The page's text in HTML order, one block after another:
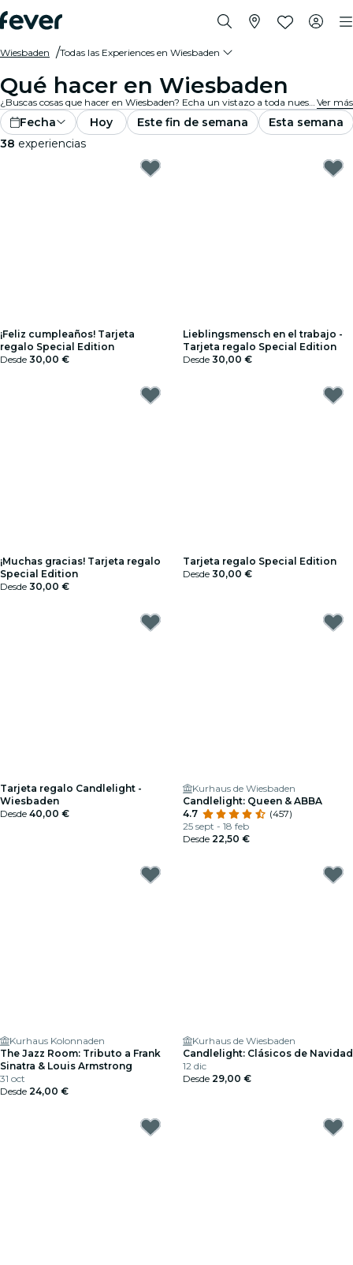
Wiesbaden Todas las Experiences en Wiesbaden
Qué hacer en Wiesbaden
¿Buscas cosas que hacer en Wiesbaden? Echa un vistazo a toda nuestra selección y encuentra las mejores experiences y actividades que se ofrecen actualmente en la ciudad. Ver más
Fecha Hoy Este fin de semana
Esta semana
38 experiencias
¡Feliz cumpleaños! Tarjeta
regalo Special Edition
Desde 30,00 €
Lieblingsmensch en el trabajo -
Tarjeta regalo Special Edition
Desde 30,00 €
¡Muchas gracias! Tarjeta regalo
Special Edition
Desde 30,00 €
Tarjeta regalo Special Edition
Desde 30,00 €
Tarjeta regalo Candlelight -
Wiesbaden
Desde 40,00 €
Kurhaus de Wiesbaden
Candlelight: Queen & ABBA
4.7
(457)
25 sept - 18 feb
Desde 22,50 €
Kurhaus Kolonnaden
The Jazz Room: Tributo a Frank
Sinatra & Louis Armstrong
31 oct
Desde 24,00 €
Kurhaus de Wiesbaden
Candlelight: Clásicos de Navidad
12 dic
Desde 29,00 €